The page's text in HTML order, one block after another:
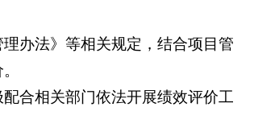
办法》等相关规定，结合项目管
合相关部门依法开展绩效评价工